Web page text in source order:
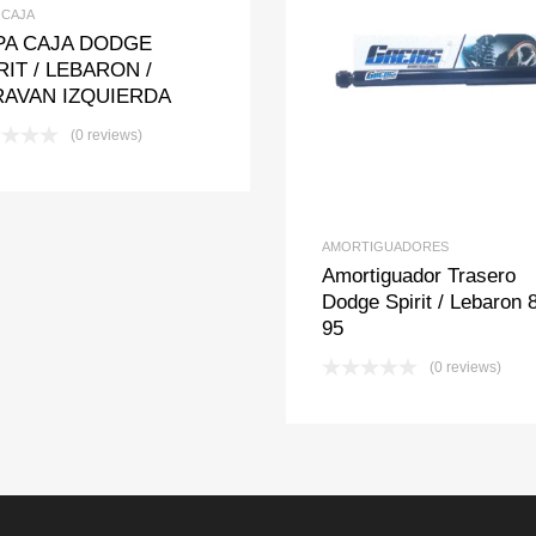
CAJA DODGE
/ LEBARON /
IZQUIERDA
(0 reviews)
Add to
Add to
AMORTIGUADORES
Amortiguador Trasero
Dodge Spirit / Lebaron
95
(0 reviews)